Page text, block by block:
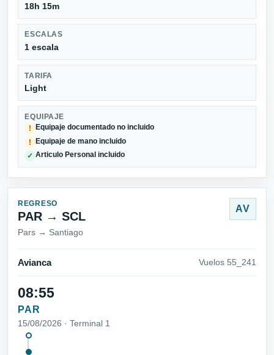
18h 15m
ESCALAS
1 escala
TARIFA
Light
EQUIPAJE
!
Equipaje documentado no incluido
! Equipaje de mano incluido
✓ Articulo Personal incluido
REGRESO
PAR → SCL
Pars → Santiago
AV
Avianca Vuelos 55_241
08:55
PAR
15/08/2026 · Terminal 1